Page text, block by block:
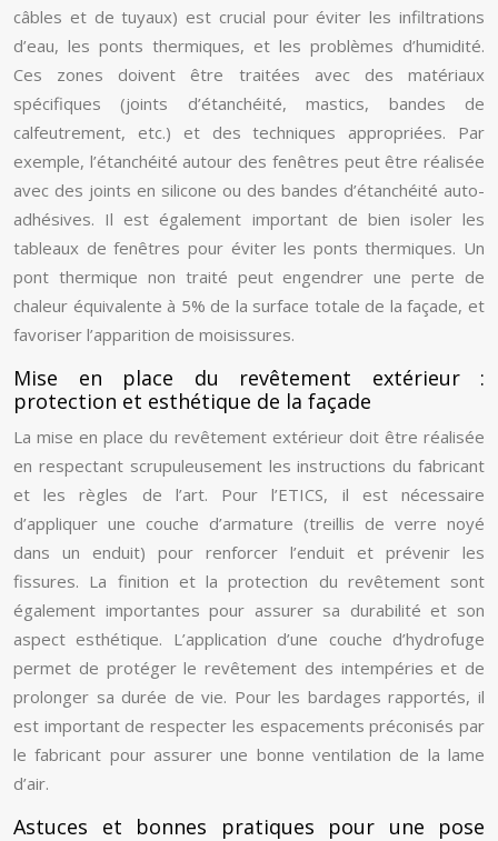
câbles et de tuyaux) est crucial pour éviter les infiltrations
d’eau, les ponts thermiques, et les problèmes d’humidité.
Ces zones doivent être traitées avec des matériaux
spécifiques (joints d’étanchéité, mastics, bandes de
calfeutrement, etc.) et des techniques appropriées. Par
exemple, l’étanchéité autour des fenêtres peut être réalisée
avec des joints en silicone ou des bandes d’étanchéité auto-
adhésives. Il est également important de bien isoler les
tableaux de fenêtres pour éviter les ponts thermiques. Un
pont thermique non traité peut engendrer une perte de
chaleur équivalente à 5% de la surface totale de la façade, et
favoriser l’apparition de moisissures.
Mise en place du revêtement extérieur :
protection et esthétique de la façade
La mise en place du revêtement extérieur doit être réalisée
en respectant scrupuleusement les instructions du fabricant
et les règles de l’art. Pour l’ETICS, il est nécessaire
d’appliquer une couche d’armature (treillis de verre noyé
dans un enduit) pour renforcer l’enduit et prévenir les
fissures. La finition et la protection du revêtement sont
également importantes pour assurer sa durabilité et son
aspect esthétique. L’application d’une couche d’hydrofuge
permet de protéger le revêtement des intempéries et de
prolonger sa durée de vie. Pour les bardages rapportés, il
est important de respecter les espacements préconisés par
le fabricant pour assurer une bonne ventilation de la lame
d’air.
Astuces et bonnes pratiques pour une pose